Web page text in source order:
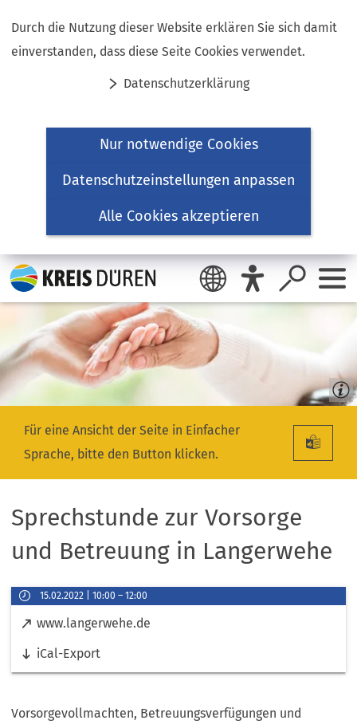
Durch die Nutzung dieser Website erklären Sie sich damit
einverstanden, dass diese Seite Cookies verwendet.
Datenschutzerklärung
Nur notwendige Cookies
Datenschutzeinstellungen anpassen
Alle Cookies akzeptieren
Inhalt anspringen
Für eine Ansicht der Seite in Einfacher
Sprache, bitte den Button klicken.
Sprechstunde zur Vorsorge
und Betreuung in Langerwehe
Veranstaltungsinformationen
Datum
Uhrzeit
15.02.2022 10:00 – 12:00
Linkswww.langerwehe.de
(
f
f
e
iCal-Export
Vorsorgevollmachten, Betreuungsverfügungen und